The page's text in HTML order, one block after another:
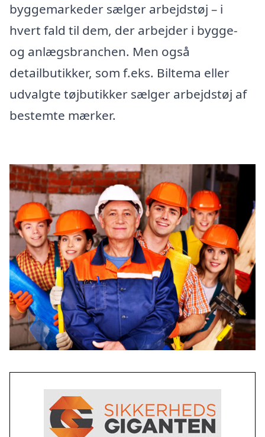
byggemarkeder sælger arbejdstøj – i
hvert fald til dem, der arbejder i bygge-
og anlægsbranchen. Men også
detailbutikker, som f.eks. Biltema eller
udvalgte tøjbutikker sælger arbejdstøj af
bestemte mærker.